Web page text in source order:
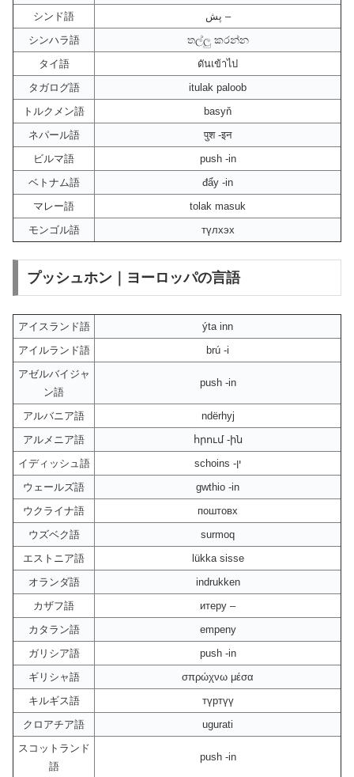
シンド語
پش –
シンハラ語
තල්ලු කරන්න
タイ語
ดันเข้าไป
タガログ語
itulak paloob
トルクメン語
basyň
ネパール語
पुश -इन
ビルマ語
push -in
ベトナム語
đẩy -in
マレー語
tolak masuk
モンゴル語
түлхэх
プッシュホン｜ヨーロッパの言語
アイスランド語
ýta inn
アイルランド語
brú -i
アゼルバイジャ
ン語
push -in
アルバニア語
ndërhyj
アルメニア語
հրում -ին
イディッシュ語
schoins -ין
ウェールズ語
gwthio -in
ウクライナ語
поштовх
ウズベク語
surmoq
エストニア語
lükka sisse
オランダ語
indrukken
カザフ語
итеру –
カタラン語
empeny
ガリシア語
push -in
ギリシャ語
σπρώχνω μέσα
キルギス語
түртүү
クロアチア語
ugurati
スコットランド
語
push -in